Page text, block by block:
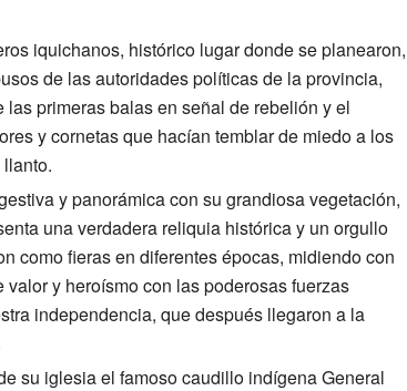
iquichanos, histórico lugar donde se planearon,
de las autoridades políticas de la provincia,
primeras balas en señal de rebelión y el
y cornetas que hacían temblar de miedo a los
y panorámica con su grandiosa vegetación,
una verdadera reliquia histórica y un orgullo
como fieras en diferentes épocas, midiendo con
y heroísmo con las poderosas fuerzas
independencia, que después llegaron a la
su iglesia el famoso caudillo indígena General